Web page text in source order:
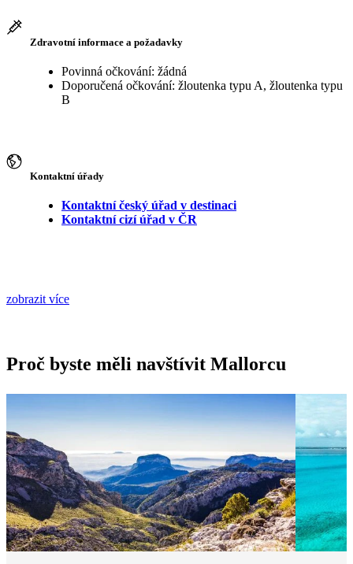
Zdravotní informace a požadavky
Povinná očkování: žádná
Doporučená očkování: žloutenka typu A, žloutenka typu
B
Kontaktní úřady
Kontaktní český úřad v destinaci
Kontaktní cizí úřad v ČR
zobrazit více
Proč byste měli navštívit Mallorcu